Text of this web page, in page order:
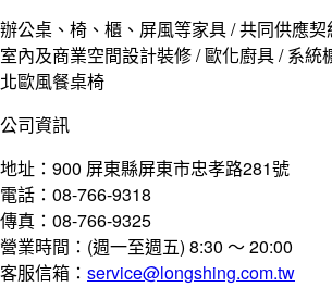
辦公桌、椅、櫃、屏風等家具 / 共同供應
室內及商業空間設計裝修 / 歐化廚具 / 系統
北歐風餐桌椅
公司資訊
地址：900 屏東縣屏東市忠孝路281號
電話：08-766-9318
傳真：08-766-9325
營業時間：(週一至週五) 8:30 ～ 20:00
客服信箱： service@longshing.com.tw